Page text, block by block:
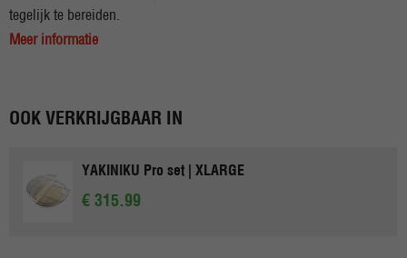
tegelijk te bereiden.
Meer informatie
OOK VERKRIJGBAAR IN
YAKINIKU Pro set | XLARGE
€ 315.99